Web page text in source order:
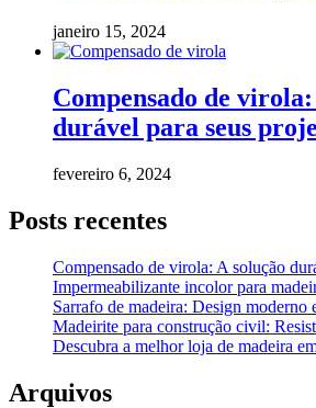
janeiro 15, 2024
Compensado de
durável para seus
fevereiro 6, 2024
Posts recentes
Compensado de virola: A solução
Impermeabilizante incolor para
Sarrafo de madeira: Design moderno
Madeirite para construção civil:
Descubra a melhor loja de madeira
Arquivos